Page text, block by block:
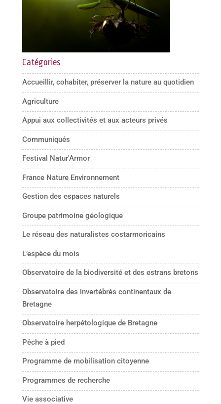
Catégories
Accueillir, cohabiter, préserver la nature au quotidien
Agriculture
Appui aux collectivités et aux acteurs privés
Communiqués
Festival Natur'Armor
France Nature Environnement
Gestion des espaces naturels
Groupe patrimoine géologique
Le réseau des naturalistes costarmoricains
L’espèce du mois
Observatoire de la biodiversité et des estrans bretons
Observatoire des invertébrés continentaux de
Bretagne
Observatoire herpétologique de Bretagne
Pêche à pied
Programme de mobilisation citoyenne
Programmes de recherche
Vie associative